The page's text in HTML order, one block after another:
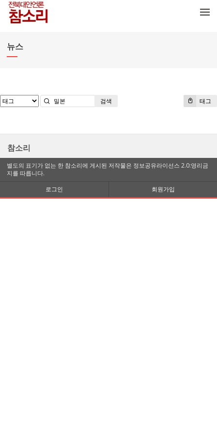
뉴스
태그
검색
참소리
별도의 표기가 없는 한 참소리에 게시된 저작물은 정보공유라이선스 2.0:영리금
지를 따릅니다.
로그인
회원가입